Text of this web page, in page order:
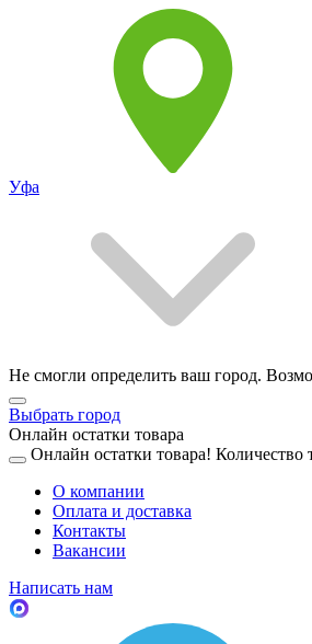
Уфа
Не смогли определить ваш город.
Выбрать город
Онлайн остатки товара
Онлайн остатки товара! Количество
О компании
Оплата и доставка
Контакты
Вакансии
Написать нам